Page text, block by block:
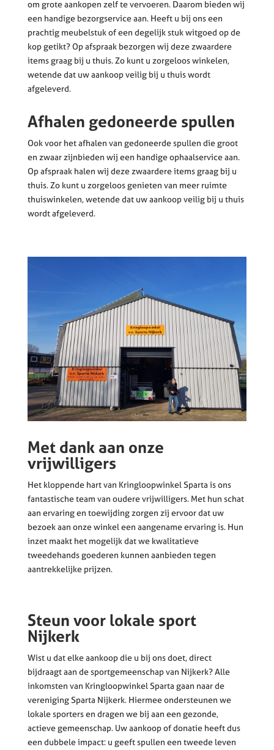
om grote aankopen zelf te vervoeren. Daarom bieden wij
een handige bezorgservice aan. Heeft u bij ons een
prachtig meubelstuk of een degelijk stuk witgoed op de
kop getikt? Op afspraak bezorgen wij deze zwaardere
items graag bij u thuis. Zo kunt u zorgeloos winkelen,
wetende dat uw aankoop veilig bij u thuis wordt
afgeleverd.
Afhalen gedoneerde spullen
Ook voor het afhalen van gedoneerde spullen die groot
en zwaar zijnbieden wij een handige ophaalservice aan.
Op afspraak halen wij deze zwaardere items graag bij u
thuis. Zo kunt u zorgeloos genieten van meer ruimte
thuiswinkelen, wetende dat uw aankoop veilig bij u thuis
wordt afgeleverd.
Met dank aan onze
vrijwilligers
Het kloppende hart van Kringloopwinkel Sparta is ons
fantastische team van oudere vrijwilligers. Met hun schat
aan ervaring en toewijding zorgen zij ervoor dat uw
bezoek aan onze winkel een aangename ervaring is. Hun
inzet maakt het mogelijk dat we kwalitatieve
tweedehands goederen kunnen aanbieden tegen
aantrekkelijke prijzen.
Steun voor lokale sport
Nijkerk
Wist u dat elke aankoop die u bij ons doet, direct
bijdraagt aan de sportgemeenschap van Nijkerk? Alle
inkomsten van Kringloopwinkel Sparta gaan naar de
vereniging Sparta Nijkerk. Hiermee ondersteunen we
lokale sporters en dragen we bij aan een gezonde,
actieve gemeenschap. Uw aankoop of donatie heeft dus
een dubbele impact: u geeft spullen een tweede leven